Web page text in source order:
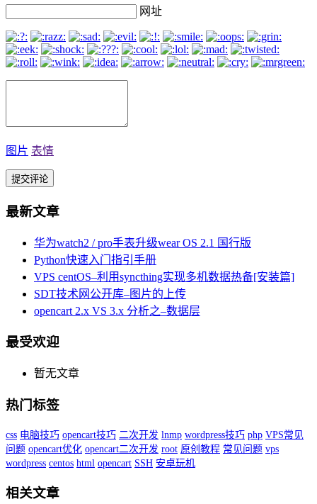
网址
图片 表情
最新文章
华为watch2 / pro手表升级wear OS 2.1 国行版
Python快速入门指引手册
VPS centOS–利用syncthing实现多机数据热备[安装篇]
SDT技术网公开库–图片的上传
opencart 2.x VS 3.x 分析之–数据层
最受欢迎
暂无文章
热门标签
css 电脑技巧 opencart技巧 二次开发 lnmp wordpress技巧 php VPS常见
问题 opencart优化 opencart二次开发 root 原创教程 常见问题 vps
wordpress centos html opencart SSH 安卓玩机
相关文章